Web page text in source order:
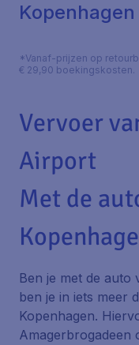
*Vanaf-prijzen op
€ 29,90 boekingskosten.
Vervoer
Airport
Met de
Ben je met de
ben je in iets meer
Kopenhagen.
Amagerbrogadeen